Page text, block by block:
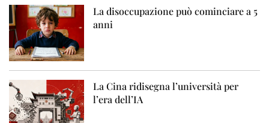
La disoccupazione può cominciare a 5
anni
La Cina ridisegna l’università per
l’era dell’IA